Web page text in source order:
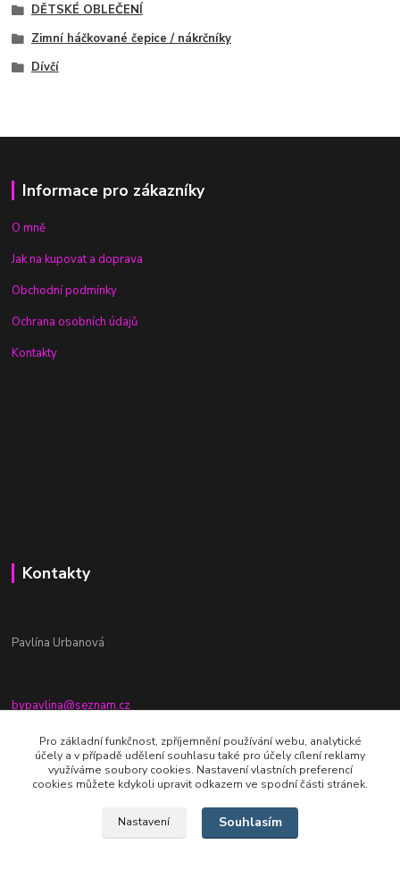
DĚTSKÉ OBLEČENÍ
Zimní háčkované čepice / nákrčníky
Dívčí
Informace pro zákazníky
O mně
Jak na kupovat a doprava
Obchodní podmínky
Ochrana osobních údajů
Kontakty
Kontakty
Pavlína Urbanová
bypavlina@seznam.cz
+420774917196
Fb stránka - By pavlina
Pro základní funkčnost, zpříjemnění používání webu, analytické
účely a v případě udělení souhlasu také pro účely cílení reklamy
využíváme soubory cookies. Nastavení vlastních preferencí
cookies můžete kdykoli upravit odkazem ve spodní části stránek.
Nastavení Souhlasím